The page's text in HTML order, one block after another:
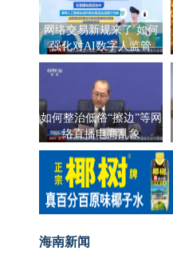
网络交易新规来了 如何
强化对AI数字人监管
如何整治低俗“擦边”等网
络直播电商乱象
海南新闻